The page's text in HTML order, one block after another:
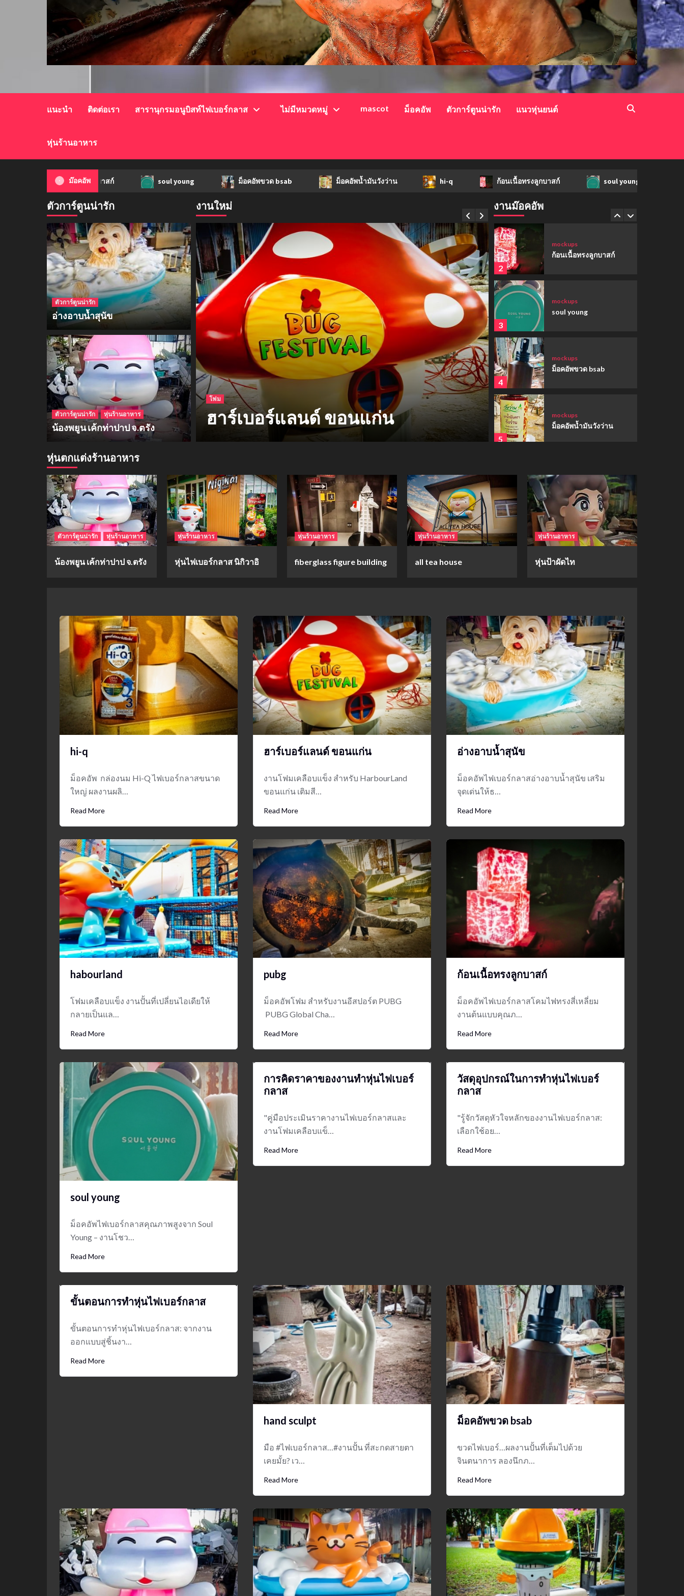
แนะนำ ติดต่อเรา สารานุกรมอนูบิสท์ไฟเบอร์กลาส ไม่มีหมวดหมู่ mascot ม็อคอัพ ตัวการ์ตูนน่ารัก แนวหุ่นยนต์
หุ่นร้านอาหาร
ม๊อคอัพ
ก้อนเนื้อทรงลูกบาสก์ soul young ม็อคอัพขวด bsab ม็อคอัพน้ำมันวังว่าน hi-q ก้อนเนื้อทรงลูกบาสก์ soul young
งานใหม่
โฟม
ฮาร์เบอร์แลนด์ ขอนแก่น
ตัวการ์ตูนน่ารัก
อ่างอาบน้ำสุนัข
ตัวการ์ตูนน่ารัก
ตัวการ์ตูนน่ารัก
อ่างอาบน้ำสุนัข
ตัวการ์ตูนน่ารัก หุ่นร้านอาหาร
น้องพยูน เค้กท่าปาป จ.ตรัง
งานม๊อคอัพ
3
mockups
soul young
mockups
ม็อคอัพขวด bsab
1
2
mockups
ก้อนเนื้อทรงลูกบาสก์
3
mockups
soul young
4
mockups
ม็อคอัพขวด bsab
5
mockups
ม็อคอัพน้ำมันวังว่าน
1
hi-q
mockups
ก้อนเนื้อทรงลูกบาสก์
4
mockups
ม็อคอัพขวด bsab
5
mockups
ม็อคอัพน้ำมันวังว่าน
หุ่นตกแต่งร้านอาหาร
ตัวการ์ตูนน่ารัก หุ่นร้านอาหาร
น้องพยูน เค้กท่าปาป จ.ตรัง
หุ่นร้านอาหาร
หุ่นไฟเบอร์กลาส นิกิวาอิ
หุ่นร้านอาหาร
fiberglass figure building
หุ่นร้านอาหาร
all tea house
หุ่นร้านอาหาร
หุ่นป้าผัดไท
hi-q
ม็อคอัพ กล่องนม Hi-Q ไฟเบอร์กลาสขนาด
ใหญ่ ผลงานผลิ…
Read More
ฮาร์เบอร์แลนด์ ขอนแก่น
งานโฟมเคลือบแข็ง สำหรับ HarbourLand
ขอนแก่น เติมสี…
Read More
อ่างอาบน้ำสุนัข
ม็อคอัพไฟเบอร์กลาสอ่างอาบน้ำสุนัข เสริม
จุดเด่นให้ธ…
Read More
habourland
โฟมเคลือบแข็ง งานปั้นที่เปลี่ยนไอเดียให้
กลายเป็นแล…
Read More
pubg
ม็อคอัพโฟม สำหรับงานอีสปอร์ต PUBG
PUBG Global Cha…
Read More
ก้อนเนื้อทรงลูกบาสก์
ม็อคอัพไฟเบอร์กลาสโคมไฟทรงสี่เหลี่ยม
งานต้นแบบคุณภ…
Read More
soul young
ม็อคอัพไฟเบอร์กลาสคุณภาพสูงจาก Soul
Young – งานโชว…
Read More
การคิดราคาของงานทำหุ่นไฟเบอร์
กลาส
"คู่มือประเมินราคางานไฟเบอร์กลาสและ
งานโฟมเคลือบแข็…
Read More
วัสดุอุปกรณ์ในการทำหุ่นไฟเบอร์
กลาส
"รู้จักวัสดุหัวใจหลักของงานไฟเบอร์กลาส:
เลือกใช้อย…
Read More
ขั้นตอนการทำหุ่นไฟเบอร์กลาส
ขั้นตอนการทำหุ่นไฟเบอร์กลาส: จากงาน
ออกแบบสู่ชิ้นงา…
Read More
hand sculpt
มือ #ไฟเบอร์กลาส…#งานปั้น ที่สะกดสายตา
เคยมั้ย? เว…
Read More
ม็อคอัพขวด bsab
ขวดไฟเบอร์…ผลงานปั้นที่เต็มไปด้วย
จินตนาการ ลองนึกภ…
Read More